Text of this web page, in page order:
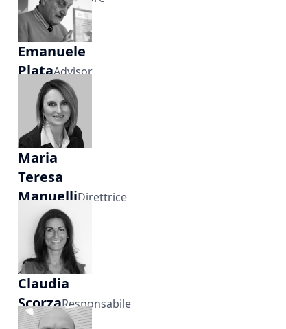
Emanuele
PlataAdvisor
Strategia &
Sviluppo
Maria
Teresa
ManuelliDirettrice
Editoriale
EDM
Claudia
ScorzaResponsabile
delle